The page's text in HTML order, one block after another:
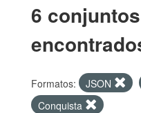
6
Formatos: JSON
Conquista